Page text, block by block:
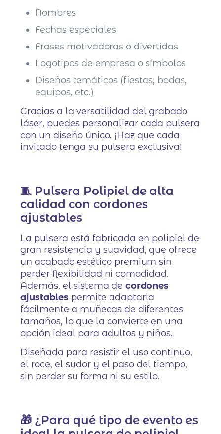
Nombres
Fechas especiales
Frases motivadoras o divertidas
Logotipos de empresa o símbolos
Diseños temáticos (fiestas, bodas,
equipos, etc.)
Gracias a la versatilidad del grabado
láser, puedes personalizar cada pulsera
con un diseño único. ¡Haz que cada
invitado tenga su pulsera exclusiva!
🧵 Pulsera Polipiel de alta
calidad con cordones
ajustables
La pulsera está fabricada en polipiel de
gran resistencia y suavidad, que ofrece
un acabado estético premium sin
perder flexibilidad ni comodidad.
Además, el sistema decordones
ajustables permite adaptarla
fácilmente a muñecas de diferentes
tamaños, lo que la convierte en una
opción ideal para adultos y niños.
Diseñada para resistir el uso continuo,
el roce, el sudor y el paso del tiempo,
sin perder su forma ni su estilo.
🎁 ¿Para qué tipo de evento es